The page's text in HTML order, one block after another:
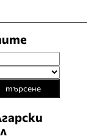
търсене